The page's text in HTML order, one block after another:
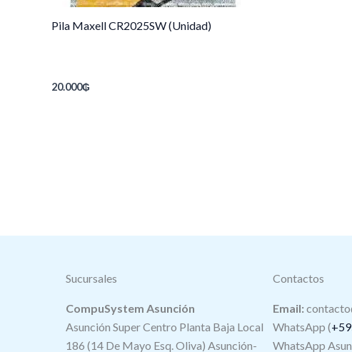
Pila Maxell CR2025SW (Unidad)
20.000₲
Sucursales Contactos
CompuSystem Asunción
Asunción Super Centro Planta Baja Local
186 (14 De Mayo Esq. Oliva) Asunción-
Email:
WhatsApp (
WhatsApp